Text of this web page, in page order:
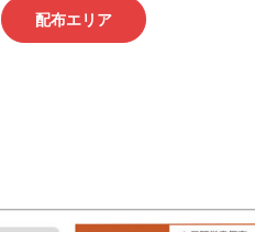
配布エリア